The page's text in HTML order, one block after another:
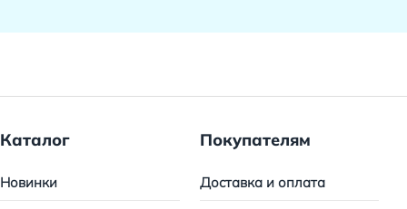
Каталог
Новинки
Покупателям
Доставка и оплата